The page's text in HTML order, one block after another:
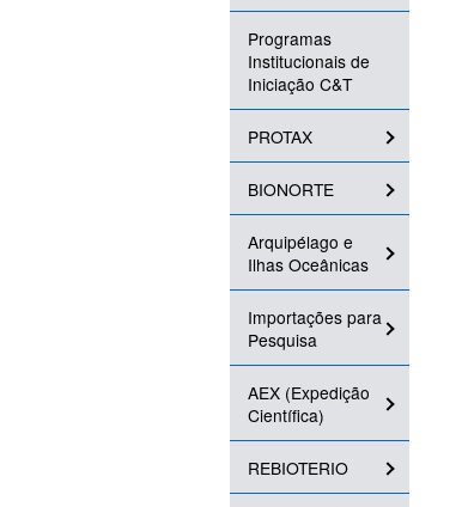
Programas
Institucionais de
Iniciação C&T
PROTAX
BIONORTE
Arquipélago e
Ilhas Oceânicas
Importações para
Pesquisa
AEX (Expedição
Científica)
REBIOTERIO